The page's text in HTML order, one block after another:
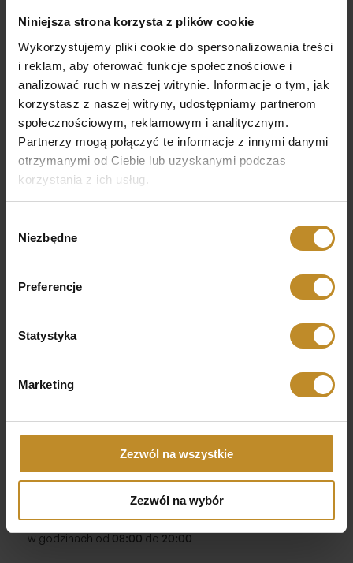
Niniejsza strona korzysta z plików cookie
Wykorzystujemy pliki cookie do spersonalizowania treści
i reklam, aby oferować funkcje społecznościowe i
analizować ruch w naszej witrynie. Informacje o tym, jak
korzystasz z naszej witryny, udostępniamy partnerom
społecznościowym, reklamowym i analitycznym.
Partnerzy mogą połączyć te informacje z innymi danymi
otrzymanymi od Ciebie lub uzyskanymi podczas
korzystania z ich usług.
zgody
Niezbędne
Preferencje
Statystyka
Marketing
Zezwól na wszystkie
Zezwól na wybór
22 651 98 60
692 407 540
ul. Wiktorii Wiedeńskiej 9a lok.U2
02-954 Warszawa - Wilanów
Inspektor danych osobowych
Katarzyna Mączyńska - MBRK
inspektor@mbrk.pl
Godziny otwarcia
Od poniedziałku do piątku
w godzinach od 08:00 do 20:00